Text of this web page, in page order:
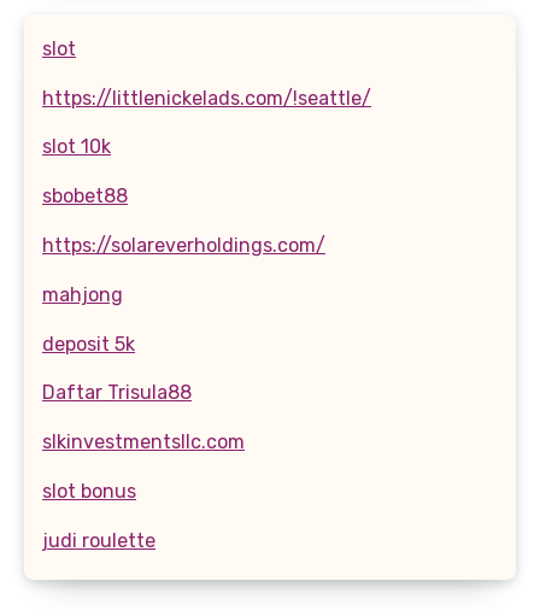
slot
https://littlenickelads.com/!seattle/
slot 10k
sbobet88
https://solareverholdings.com/
mahjong
deposit 5k
Daftar Trisula88
slkinvestmentsllc.com
slot bonus
judi roulette